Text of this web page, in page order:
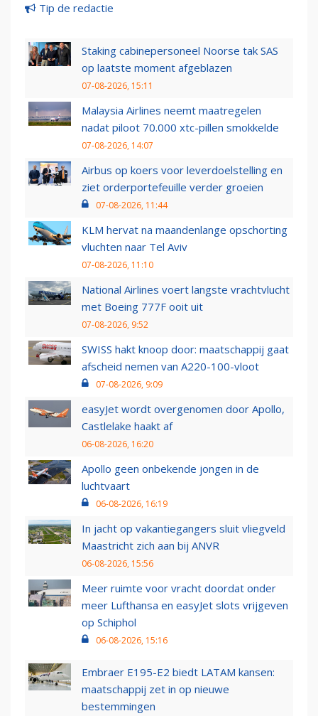
Tip de redactie
Staking cabinepersoneel Noorse tak SAS
op laatste moment afgeblazen
07-08-2026, 15:11
Malaysia Airlines neemt maatregelen
nadat piloot 70.000 xtc-pillen smokkelde
07-08-2026, 14:07
Airbus op koers voor leverdoelstelling en
ziet orderportefeuille verder groeien
07-08-2026, 11:44
KLM hervat na maandenlange opschorting
vluchten naar Tel Aviv
07-08-2026, 11:10
National Airlines voert langste vrachtvlucht
met Boeing 777F ooit uit
07-08-2026, 9:52
SWISS hakt knoop door: maatschappij gaat
afscheid nemen van A220-100-vloot
07-08-2026, 9:09
easyJet wordt overgenomen door Apollo,
Castlelake haakt af
06-08-2026, 16:20
Apollo geen onbekende jongen in de
luchtvaart
06-08-2026, 16:19
In jacht op vakantiegangers sluit vliegveld
Maastricht zich aan bij ANVR
06-08-2026, 15:56
Meer ruimte voor vracht doordat onder
meer Lufthansa en easyJet slots vrijgeven
op Schiphol
06-08-2026, 15:16
Embraer E195-E2 biedt LATAM kansen:
maatschappij zet in op nieuwe
bestemmingen